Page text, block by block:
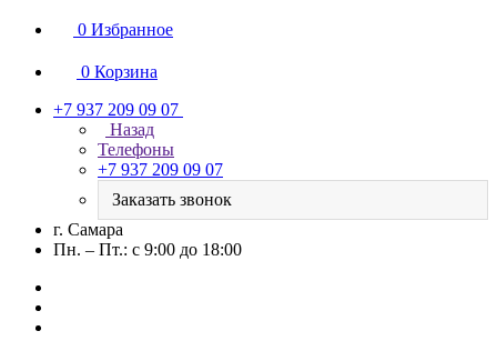
0 Избранное
0 Корзина
+7 937 209 09 07
Назад
Телефоны
+7 937 209 09 07
Заказать звонок
г. Самара
Пн. – Пт.: с 9:00 до 18:00